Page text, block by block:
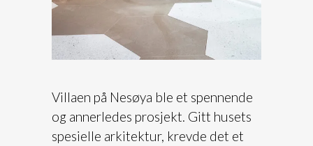
Villaen på Nesøya ble et spennende
og annerledes prosjekt. Gitt husets
spesielle arkitektur, krevde det et